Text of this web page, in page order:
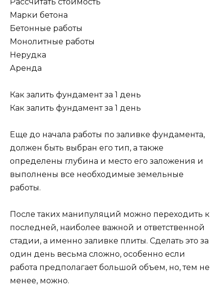
Марки бетона
Бетонные работы
Монолитные работы
Нерудка
Аренда
Как залить фундамент за 1 день
Как залить фундамент за 1 день
Еще до начала работы по заливке фундамента,
должен быть выбран его тип, а также
определены глубина и место его заложения и
выполнены все необходимые земельные
работы.
После таких манипуляций можно переходить к
последней, наиболее важной и ответственной
стадии, а именно заливке плиты. Сделать это за
один день весьма сложно, особенно если
работа предполагает большой объем, но, тем не
менее, можно.